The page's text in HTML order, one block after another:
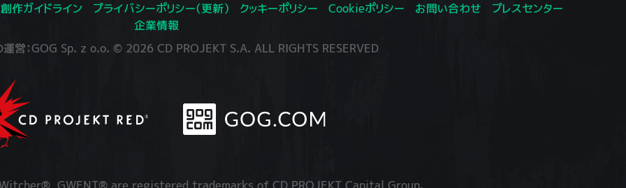
作ガイドライン プライバシーポリシー（更新） クッキーポリシー Cookieポリシー お問い合わせ
プレスセンター
企業情報
運営：GOG Sp. z o.o. © 2026 CD PROJEKT S.A. ALL RIGHTS RESERVED